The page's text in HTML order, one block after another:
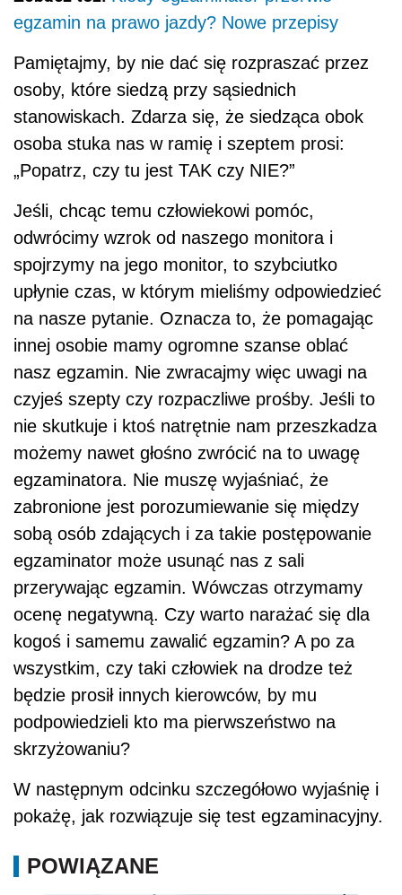
egzamin na prawo jazdy? Nowe przepisy
Pamiętajmy, by nie dać się rozpraszać przez
osoby, które siedzą przy sąsiednich
stanowiskach. Zdarza się, że siedząca obok
osoba stuka nas w ramię i szeptem prosi:
„Popatrz, czy tu jest TAK czy NIE?”
Jeśli, chcąc temu człowiekowi pomóc,
odwrócimy wzrok od naszego monitora i
spojrzymy na jego monitor, to szybciutko
upłynie czas, w którym mieliśmy odpowiedzieć
na nasze pytanie. Oznacza to, że pomagając
innej osobie mamy ogromne szanse oblać
nasz egzamin. Nie zwracajmy więc uwagi na
czyjeś szepty czy rozpaczliwe prośby. Jeśli to
nie skutkuje i ktoś natrętnie nam przeszkadza
możemy nawet głośno zwrócić na to uwagę
egzaminatora. Nie muszę wyjaśniać, że
zabronione jest porozumiewanie się między
sobą osób zdających i za takie postępowanie
egzaminator może usunąć nas z sali
przerywając egzamin. Wówczas otrzymamy
ocenę negatywną. Czy warto narażać się dla
kogoś i samemu zawalić egzamin? A po za
wszystkim, czy taki człowiek na drodze też
będzie prosił innych kierowców, by mu
podpowiedzieli kto ma pierwszeństwo na
skrzyżowaniu?
W następnym odcinku szczegółowo wyjaśnię i
pokażę, jak rozwiązuje się test egzaminacyjny.
POWIĄZANE